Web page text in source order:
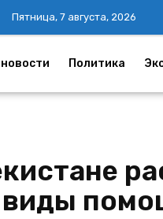
Пятница, 7 августа, 2026
новости Политика